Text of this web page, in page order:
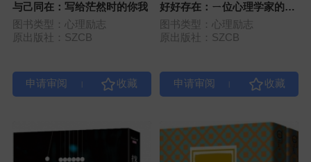
与己同在：写给茫然时的你我
图书类型：心理励志
原出版社：SZCB
好好存在：ㄧ位心理学家的疗
愈书写
图书类型：心理励志
原出版社：SZCB